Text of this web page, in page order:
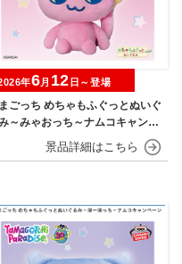
ごっち めちゃもふぐっとぬいぐ
～みゃおっち～ナムコキャンペ
年6月 12 日～登場